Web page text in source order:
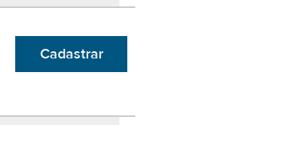
Cadastrar